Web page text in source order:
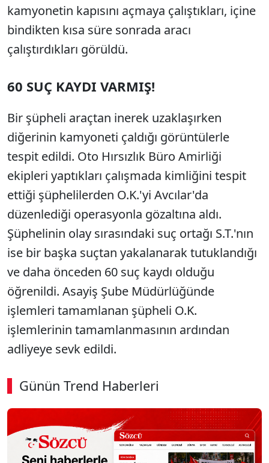
kamyonetin kapısını açmaya çalıştıkları, içine
bindikten kısa süre sonrada aracı
çalıştırdıkları görüldü.
60 SUÇ KAYDI VARMIŞ!
Bir şüpheli araçtan inerek uzaklaşırken
diğerinin kamyoneti çaldığı görüntülerle
tespit edildi. Oto Hırsızlık Büro Amirliği
ekipleri yaptıkları çalışmada kimliğini tespit
ettiği şüphelilerden O.K.'yi Avcılar'da
düzenlediği operasyonla gözaltına aldı.
Şüphelinin olay sırasındaki suç ortağı S.T.'nın
ise bir başka suçtan yakalanarak tutuklandığı
ve daha önceden 60 suç kaydı olduğu
öğrenildi. Asayiş Şube Müdürlüğünde
işlemleri tamamlanan şüpheli O.K.
işlemlerinin tamamlanmasının ardından
adliyeye sevk edildi.
Günün Trend Haberleri
00:02 / 03:53
Sesi Aç